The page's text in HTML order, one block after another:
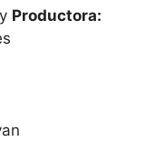
y Productora: